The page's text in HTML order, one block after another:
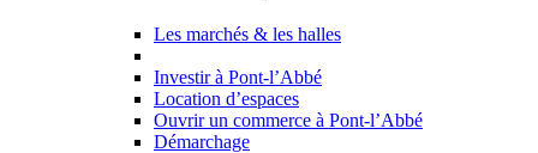
Les marchés & les halles
Investir à Pont-l’Abbé
Location d’espaces
Ouvrir un commerce à Pont-l’Abbé
Démarchage